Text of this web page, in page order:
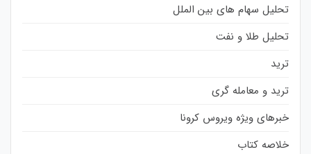
تحلیل سهام های بین الملل
تحلیل طلا و نفت
ترید
ترید و معامله گری
خبرهای ویژه ویروس کرونا
خلاصه کتاب